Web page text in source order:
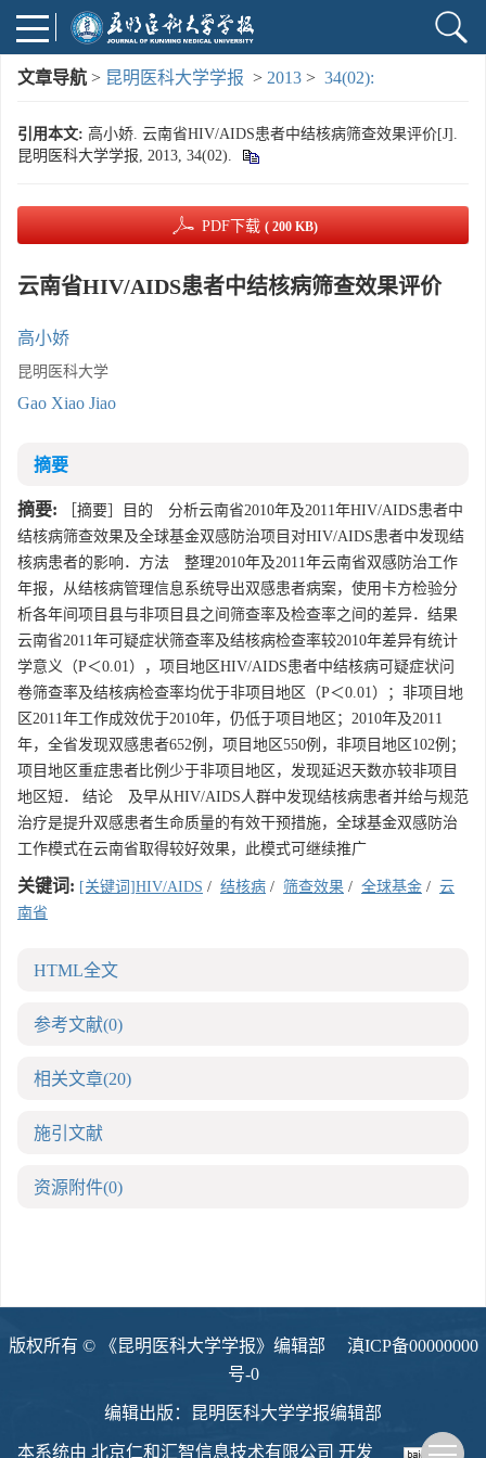
文章导航 > 昆明医科大学学报 > 2013 > 34(02):
引用本文: 高小娇. 云南省HIV/AIDS患者中结核病筛查效果评价[J].
昆明医科大学学报, 2013, 34(02).
PDF下载 ( 200 KB)
云南省HIV/AIDS患者中结核病筛查效果评价
高小娇
昆明医科大学
Gao Xiao Jiao
摘要
摘要: ［摘要］目的 分析云南省2010年及2011年HIV/AIDS患者中
结核病筛查效果及全球基金双感防治项目对HIV/AIDS患者中发现结
核病患者的影响．方法 整理2010年及2011年云南省双感防治工作
年报，从结核病管理信息系统导出双感患者病案，使用卡方检验分
析各年间项目县与非项目县之间筛查率及检查率之间的差异．结果
云南省2011年可疑症状筛查率及结核病检查率较2010年差异有统计
学意义（P＜0.01），项目地区HIV/AIDS患者中结核病可疑症状问
卷筛查率及结核病检查率均优于非项目地区（P＜0.01）；非项目地
区2011年工作成效优于2010年，仍低于项目地区；2010年及2011
年，全省发现双感患者652例，项目地区550例，非项目地区102例；
项目地区重症患者比例少于非项目地区，发现延迟天数亦较非项目
地区短． 结论 及早从HIV/AIDS人群中发现结核病患者并给与规范
治疗是提升双感患者生命质量的有效干预措施，全球基金双感防治
工作模式在云南省取得较好效果，此模式可继续推广
关键词: [关键词]HIV/AIDS / 结核病 / 筛查效果 / 全球基金 / 云
南省
HTML全文
参考文献(0)
相关文章(20)
施引文献
资源附件(0)
版权所有 © 《昆明医科大学学报》编辑部 滇ICP备00000000
号-0
编辑出版：昆明医科大学学报编辑部
本系统由 北京仁和汇智信息技术有限公司 开发